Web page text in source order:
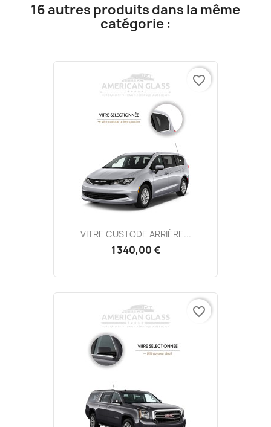
16 autres produits dans la même
catégorie :
VITRE CUSTODE ARRIÈRE...
1 340,00 €
favorite_border
favorite_border